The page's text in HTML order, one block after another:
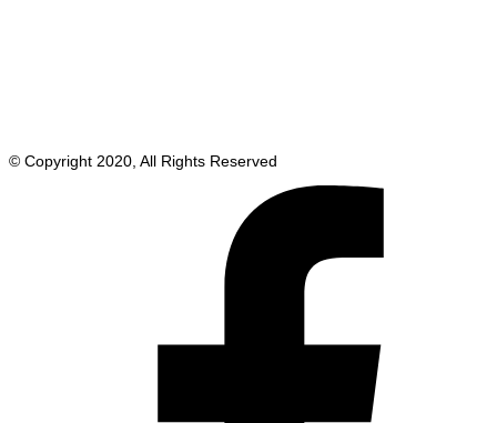
© Copyright 2020, All Rights Reserved